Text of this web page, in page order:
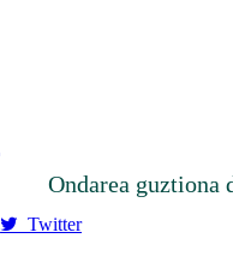
Ondarea guztiona
Twitter